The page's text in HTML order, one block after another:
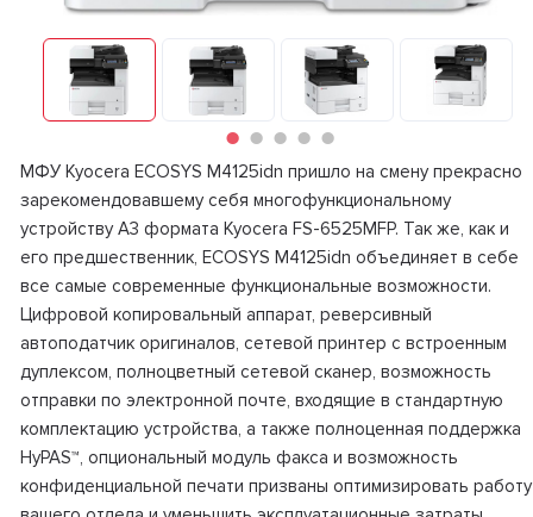
МФУ Kyocera ECOSYS M4125idn пришло на смену прекрасно
зарекомендовавшему себя многофункциональному
устройству А3 формата Kyocera FS-6525MFP. Так же, как и
его предшественник, ECOSYS M4125idn объединяет в себе
все самые современные функциональные возможности.
Цифровой копировальный аппарат, реверсивный
автоподатчик оригиналов, сетевой принтер с встроенным
дуплексом, полноцветный сетевой сканер, возможность
отправки по электронной почте, входящие в стандартную
комплектацию устройства, а также полноценная поддержка
HyPAS™, опциональный модуль факса и возможность
конфиденциальной печати призваны оптимизировать работу